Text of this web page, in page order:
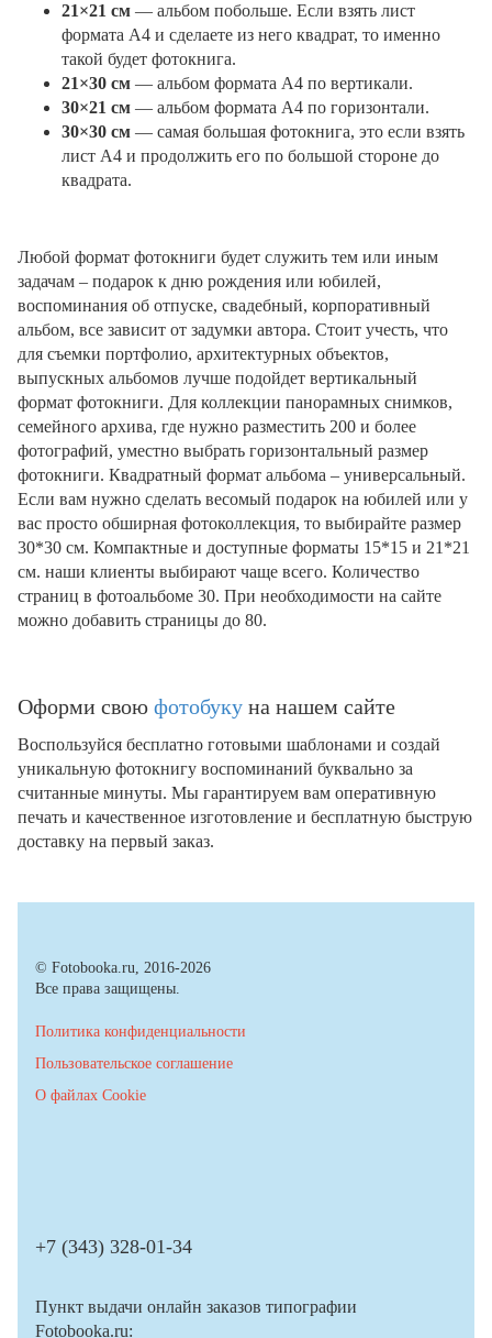
21×21 см — альбом побольше. Если взять лист
формата А4 и сделаете из него квадрат, то именно
такой будет фотокнига.
21×30 см — альбом формата А4 по вертикали.
30×21 см — альбом формата А4 по горизонтали.
30×30 см — самая большая фотокнига, это если взять
лист А4 и продолжить его по большой стороне до
квадрата.
Любой формат фотокниги будет служить тем или иным
задачам – подарок к дню рождения или юбилей,
воспоминания об отпуске, свадебный, корпоративный
альбом, все зависит от задумки автора. Стоит учесть, что
для съемки портфолио, архитектурных объектов,
выпускных альбомов лучше подойдет вертикальный
формат фотокниги. Для коллекции панорамных снимков,
семейного архива, где нужно разместить 200 и более
фотографий, уместно выбрать горизонтальный размер
фотокниги. Квадратный формат альбома – универсальный.
Если вам нужно сделать весомый подарок на юбилей или у
вас просто обширная фотоколлекция, то выбирайте размер
30*30 см. Компактные и доступные форматы 15*15 и 21*21
см. наши клиенты выбирают чаще всего. Количество
страниц в фотоальбоме 30. При необходимости на сайте
можно добавить страницы до 80.
Оформи свою фотобуку на нашем сайте
Воспользуйся бесплатно готовыми шаблонами и создай
уникальную фотокнигу воспоминаний буквально за
считанные минуты. Мы гарантируем вам оперативную
печать и качественное изготовление и бесплатную быструю
доставку на первый заказ.
© Fotobooka.ru, 2016-2026
Все права защищены.
Политика конфиденциальности
Пользовательское соглашение
О файлах Cookie
+7 (343) 328-01-34
Пункт выдачи онлайн заказов типографии
Fotobooka.ru: